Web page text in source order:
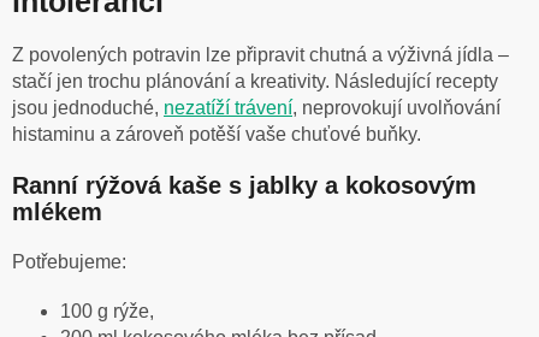
Z povolených potravin lze připravit chutná a výživná jídla –
stačí jen trochu plánování a kreativity. Následující recepty
jsou jednoduché, nezatíží trávení, neprovokují uvolňování
histaminu a zároveň potěší vaše chuťové buňky.
Ranní rýžová kaše s jablky a kokosovým
mlékem
Potřebujeme:
100 g rýže,